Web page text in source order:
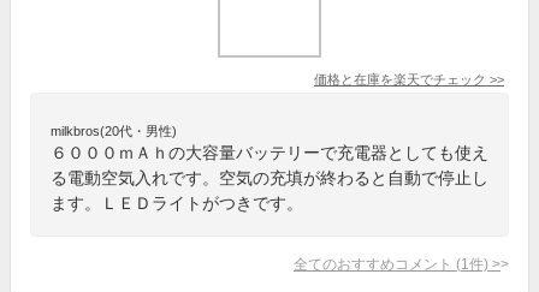
価格と在庫を楽天でチェック >>
milkbros(20代・男性)
６０００ｍＡｈの大容量バッテリーで充電器としても使え
る電動空気入れです。空気の充填が終わると自動で停止し
ます。ＬＥＤライトがつきです。
全てのおすすめコメント (1 件) >